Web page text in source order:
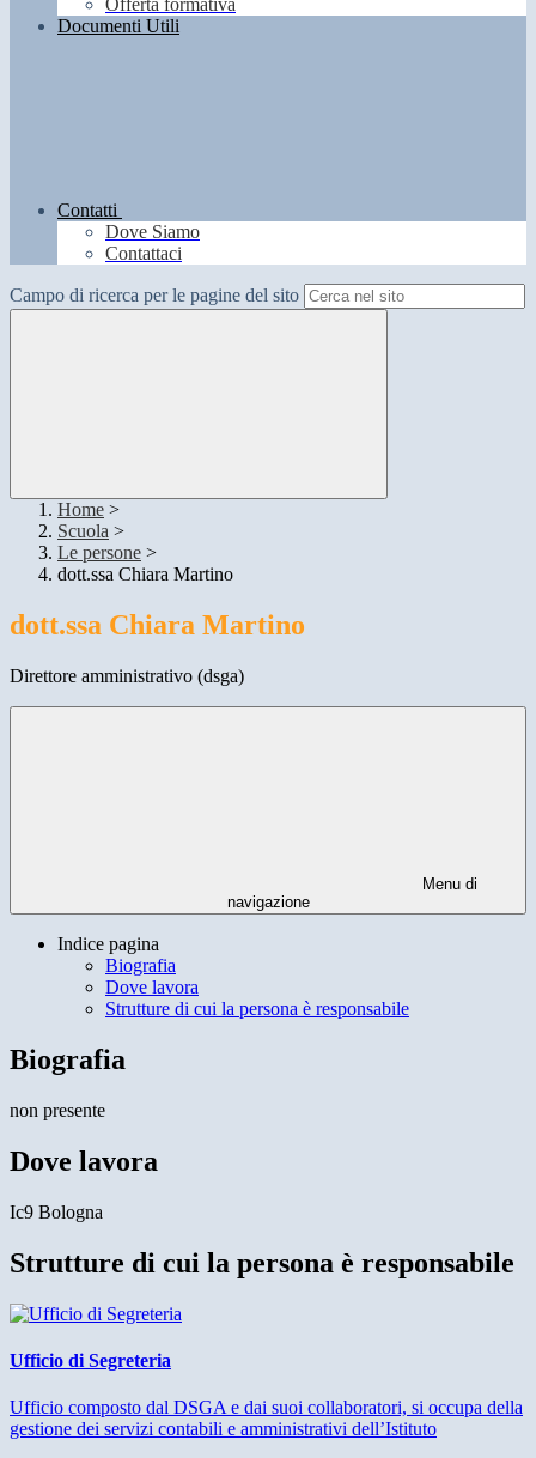
Offerta formativa
Documenti Utili
Contatti
Dove Siamo
Contattaci
Campo di ricerca per le pagine del sito
Home >
Scuola >
Le persone >
dott.ssa Chiara Martino
dott.ssa Chiara Martino
Direttore amministrativo (dsga)
Menu di
navigazione
Indice pagina
Biografia
Dove lavora
Strutture di cui la persona è responsabile
Biografia
non presente
Dove lavora
Ic9 Bologna
Strutture di cui la persona è responsabile
Ufficio di Segreteria
Ufficio composto dal DSGA e dai suoi collaboratori, si occupa della
gestione dei servizi contabili e amministrativi dell’Istituto